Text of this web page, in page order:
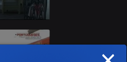
11 jul. 2013